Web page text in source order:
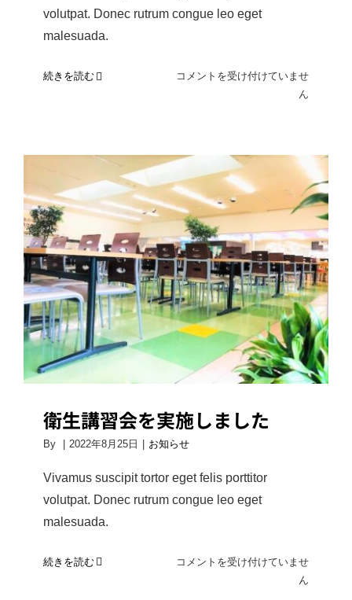
volutpat. Donec rutrum congue leo eget
malesuada.
続きを読む
「と
宣
言
事
業
所」
に
認
定
さ
ま
し
は
コメントを受け付けていませ
ん
衛生講習会を実施しました
衛生講習会を実施しました
By | 2022年8月25日 | お知らせ
Vivamus suscipit tortor eget felis porttitor
volutpat. Donec rutrum congue leo eget
malesuada.
続きを読む
衛
コメントを受け付けていませ
ん